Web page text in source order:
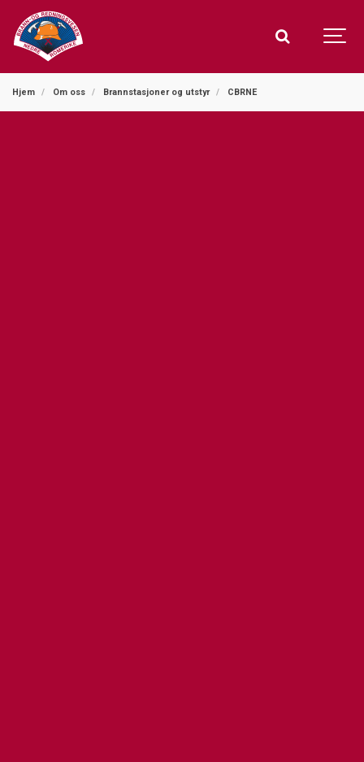
Hjem Om oss Brannstasjoner og utstyr CBRNE